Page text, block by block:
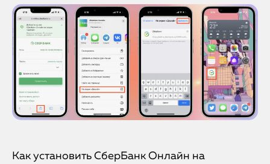
Как установить СберБанк Онлайн на